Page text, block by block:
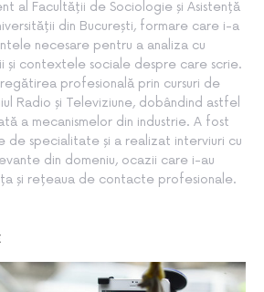
al Facultății de Sociologie și Asistență
din București, formare care i-a
necesare pentru a analiza cu
și contextele sociale despre care scrie.
profesională prin cursuri de
Radio și Televiziune, dobândind astfel
a mecanismelor din industrie. A fost
de specialitate și a realizat interviuri cu
din domeniu, ocazii care i-au
și rețeaua de contacte profesionale.